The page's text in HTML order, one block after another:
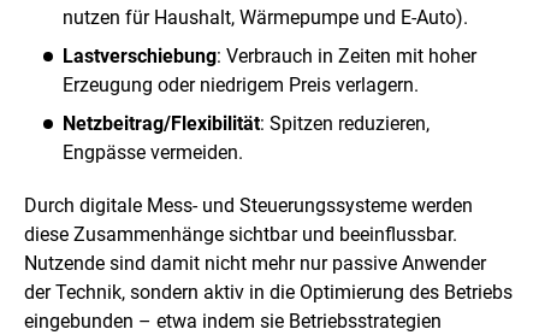
nutzen für Haushalt, Wärmepumpe und E-Auto).
Lastverschiebung: Verbrauch in Zeiten mit hoher
Erzeugung oder niedrigem Preis verlagern.
Netzbeitrag/Flexibilität: Spitzen reduzieren,
Engpässe vermeiden.
Durch digitale Mess- und Steuerungssysteme werden
diese Zusammenhänge sichtbar und beeinflussbar.
Nutzende sind damit nicht mehr nur passive Anwender
der Technik, sondern aktiv in die Optimierung des Betriebs
eingebunden – etwa indem sie Betriebsstrategien